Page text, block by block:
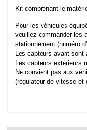
Kit comprenant le
Pour les véhicules
veuillez commander les
stationnement (numéro
Les capteurs avant sont
Les capteurs extérieurs
Ne convient pas aux
(régulateur de vitesse et